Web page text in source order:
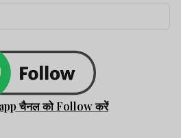
चैनल को Follow करें